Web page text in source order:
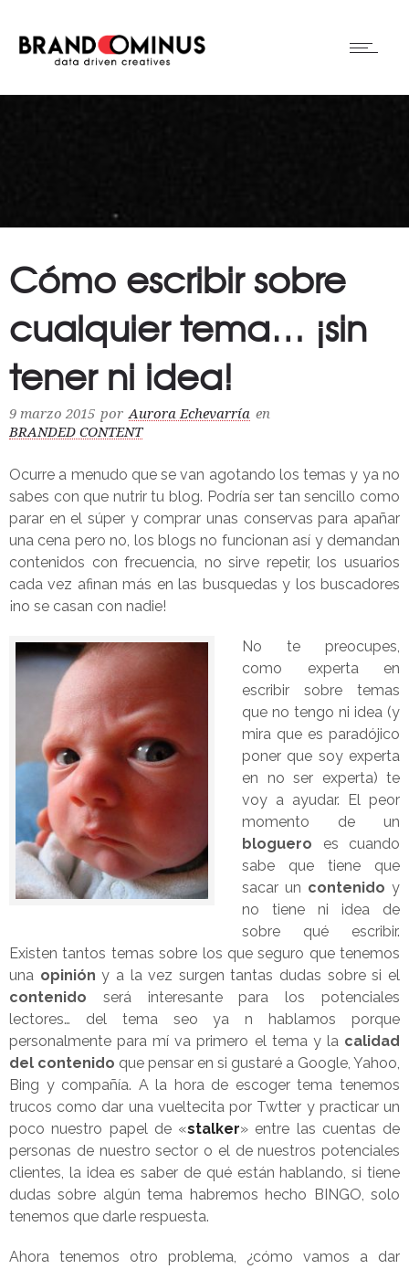
Cómo escribir sobre
cualquier tema… ¡sin
tener ni idea!
9 marzo 2015 por Aurora Echevarría en
BRANDED CONTENT
Ocurre a menudo que se van agotando los temas y ya no
sabes con que nutrir tu blog. Podría ser tan sencillo como
parar en el súper y comprar unas conservas para apañar
una cena pero no, los blogs no funcionan así y demandan
contenidos con frecuencia, no sirve repetir, los usuarios
cada vez afinan más en las busquedas y los buscadores
¡no se casan con nadie!
No te preocupes,
como experta en
escribir sobre temas
que no tengo ni idea (y
mira que es paradójico
poner que soy experta
en no ser experta) te
voy a ayudar. El peor
momento de un
bloguero es cuando
sabe que tiene que
sacar un contenido y
no tiene ni idea de
sobre qué escribir.
Existen tantos temas sobre los que seguro que tenemos
una opinión y a la vez surgen tantas dudas sobre si el
contenido será interesante para los potenciales
lectores… del tema seo ya n hablamos porque
personalmente para mí va primero el tema y la calidad
del contenido que pensar en si gustaré a Google, Yahoo,
Bing y compañía. A la hora de escoger tema tenemos
trucos como dar una vueltecita por Twtter y practicar un
poco nuestro papel de «stalker» entre las cuentas de
personas de nuestro sector o el de nuestros potenciales
clientes, la idea es saber de qué están hablando, si tiene
dudas sobre algún tema habremos hecho BINGO, solo
tenemos que darle respuesta.
Ahora tenemos otro problema, ¿cómo vamos a dar